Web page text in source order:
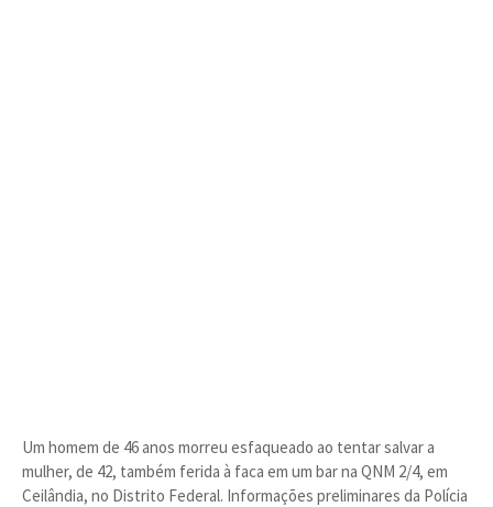
Um homem de 46 anos morreu esfaqueado ao tentar salvar a
mulher, de 42, também ferida à faca em um bar na QNM 2/4, em
Ceilândia, no Distrito Federal. Informações preliminares da Polícia